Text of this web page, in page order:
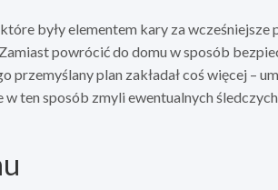
były elementem kary za wcześniejsze
powrócić do domu w sposób
plan zakładał coś więcej –
w ten sposób zmyli ewentualnych